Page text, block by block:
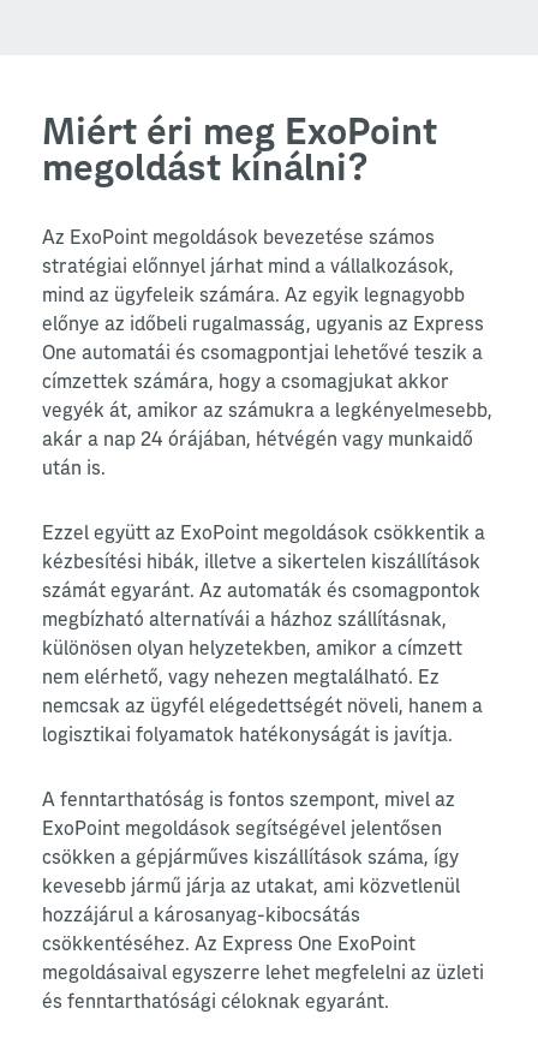
Miért éri meg ExoPoint
megoldást kínálni?
Az ExoPoint megoldások bevezetése számos
stratégiai előnnyel járhat mind a vállalkozások,
mind az ügyfeleik számára. Az egyik legnagyobb
előnye az időbeli rugalmasság, ugyanis az Express
One automatái és csomagpontjai lehetővé teszik a
címzettek számára, hogy a csomagjukat akkor
vegyék át, amikor az számukra a legkényelmesebb,
akár a nap 24 órájában, hétvégén vagy munkaidő
után is.
Ezzel együtt az ExoPoint megoldások csökkentik a
kézbesítési hibák, illetve a sikertelen kiszállítások
számát egyaránt. Az automaták és csomagpontok
megbízható alternatívái a házhoz szállításnak,
különösen olyan helyzetekben, amikor a címzett
nem elérhető, vagy nehezen megtalálható. Ez
nemcsak az ügyfél elégedettségét növeli, hanem a
logisztikai folyamatok hatékonyságát is javítja.
A fenntarthatóság is fontos szempont, mivel az
ExoPoint megoldások segítségével jelentősen
csökken a gépjárműves kiszállítások száma, így
kevesebb jármű járja az utakat, ami közvetlenül
hozzájárul a károsanyag-kibocsátás
csökkentéséhez. Az Express One ExoPoint
megoldásaival egyszerre lehet megfelelni az üzleti
és fenntarthatósági céloknak egyaránt.